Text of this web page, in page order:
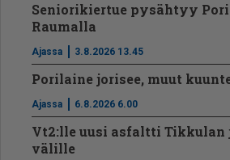
Seniorikiertue pysähtyy
Raumalla
Ajassa 3.8.2026 13.45
Porilaine jorisee, muut
Ajassa 6.8.2026 6.00
Vt2:lle uusi asfaltti Tikkulan
välille